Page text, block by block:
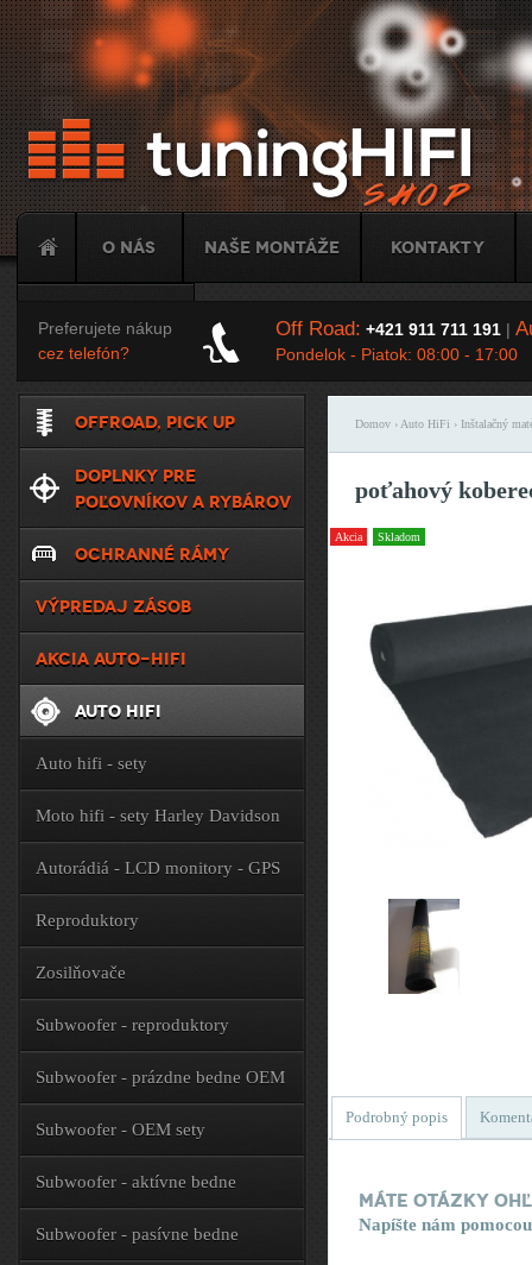
O nás Naše montáže Kontakty
Tuning
Preferujete nákup
cez telefón?
Off Road: +421 911 711 191|
Pondelok - Piatok: 08:00 - 17:00
Domov› Auto HiFi › Inštalačný
poťahový
Akcia Skladom
Podrobný popis
Máte otázky
Napíšte nám
OFFROAD, PICK UP
DOPLNKY PRE
POĽOVNÍKOV A RYBÁROV
OCHRANNÉ RÁMY
VÝPREDAJ ZÁSOB
AKCIA AUTO-HIFI
AUTO HIFI
Auto hifi - sety
Moto hifi - sety Harley Davidson
Autorádiá - LCD monitory - GPS
Reproduktory
Zosilňovače
Subwoofer - reproduktory
Subwoofer - prázdne bedne OEM
Subwoofer - OEM sety
Subwoofer - aktívne bedne
Subwoofer - pasívne bedne